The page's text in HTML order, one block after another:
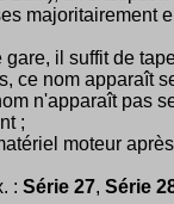
majoritairement
il suffit de
ce nom apparaît
n'apparaît pas
;
moteur après
: Série 27, Série